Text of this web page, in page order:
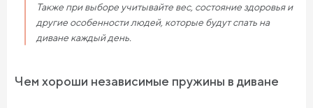
Также при выборе учитывайте вес, состояние здоровья и
другие особенности людей, которые будут спать на
диване каждый день.
Чем хороши независимые пружины в диване